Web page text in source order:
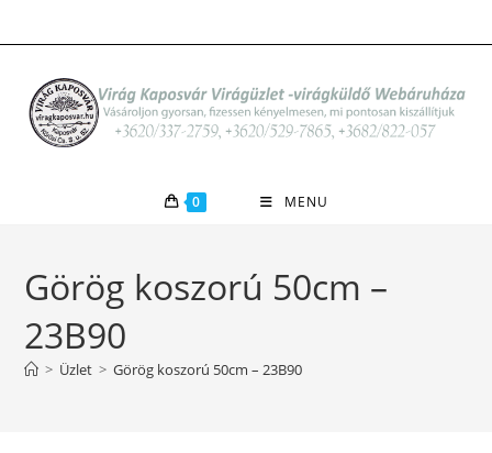
to
0 MENU
Görög koszorú 50cm –
23B90
> Üzlet > Görög koszorú 50cm – 23B90